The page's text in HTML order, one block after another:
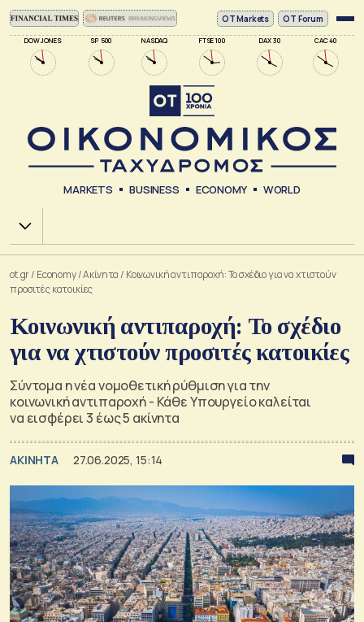
DOW JONES SP 500 NASDAQ FTSE 100 DAX 30 CAC 40
ΟΤ Markets OT Forum
MARKETS BUSINESS ECONOMY WORLD
Χ.Α.
ot.gr/ Economy/Ακίνητα / Κοινωνική αντιπαροχή: Το σχέδιο για να χτιστούν
προσιτές κατοικίες
Κοινωνική αντιπαροχή: Το σχέδιο
για να χτιστούν προσιτές κατοικίες
Σύντομα η νέα νομοθετική ρύθμιση για την
κοινωνική αντιπαροχή - Κάθε Υπουργείο καλείται
να εισφέρει 3 έως 5 ακίνητα
ΑΚΙΝΗΤΑ 27.06.2025, 15:14